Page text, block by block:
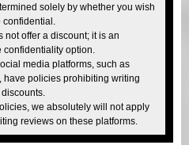
solely by whether you wish
not offer a discount; it is an
option.
media platforms, such as
have policies prohibiting writing
we absolutely will not apply
reviews on these platforms.